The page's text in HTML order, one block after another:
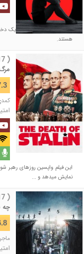
روزی روزگاری، یک پسر و یک
هستند.
)
این فیلم واپسین روزهای رهبر
نمایش میدهد و ...
)
چه